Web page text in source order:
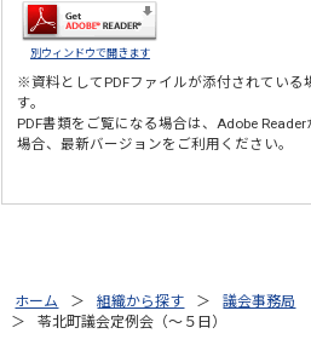
別ウィンドウで開きます
※資料としてPDFファイルが添付されている
す。
PDF書類をご覧になる場合は、Adobe Reader
場合、最新バージョンをご利用ください。
ホーム 組織から探す
議会事務局
苓北町議会定例会（～５日）